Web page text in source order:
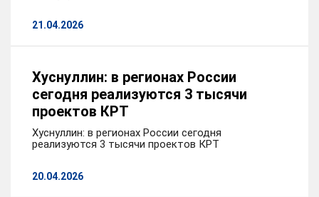
21.04.2026
Хуснуллин: в регионах России
сегодня реализуются 3 тысячи
проектов КРТ
Хуснуллин: в регионах России сегодня
реализуются 3 тысячи проектов КРТ
20.04.2026